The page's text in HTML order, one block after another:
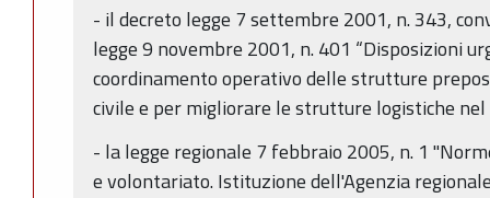
- il decreto legge 7 settembre 2001, n. 343,
legge 9 novembre 2001, n. 401 “Disposizioni
coordinamento operativo delle strutture
civile e per migliorare le strutture logistiche
- la legge regionale 7 febbraio 2005, n. 1
e volontariato. Istituzione dell'Agenzia